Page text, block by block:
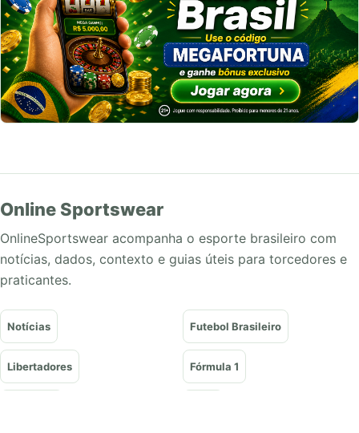
Online Sportswear
OnlineSportswear acompanha o esporte brasileiro com
notícias, dados, contexto e guias úteis para torcedores e
praticantes.
Notícias Futebol Brasileiro
Libertadores Fórmula 1